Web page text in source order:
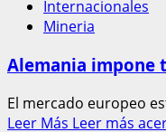
Internacionales
Mineria
Alemania impone
El mercado europeo
Leer Más Leer más